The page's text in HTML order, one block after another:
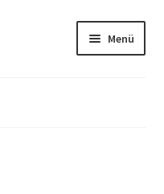
Menü